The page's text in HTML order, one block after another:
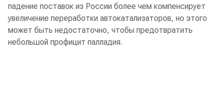
падение поставок из России более чем компенсирует
увеличение переработки автокатализаторов, но этого
может быть недостаточно, чтобы предотвратить
небольшой профицит палладия.